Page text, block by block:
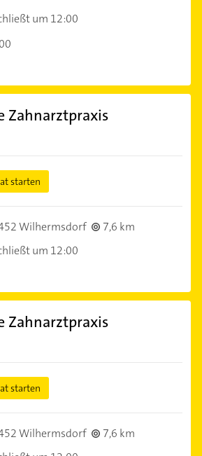
um 12:00
Zahnarztpraxis
starten
Wilhermsdorf
7,6 km
um 12:00
Zahnarztpraxis
starten
Wilhermsdorf
7,6 km